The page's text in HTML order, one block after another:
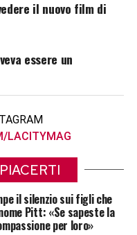
il nuovo film di
essere un
LACITYMAG
il silenzio sui figli che
Pitt: «Se sapeste la
per loro»